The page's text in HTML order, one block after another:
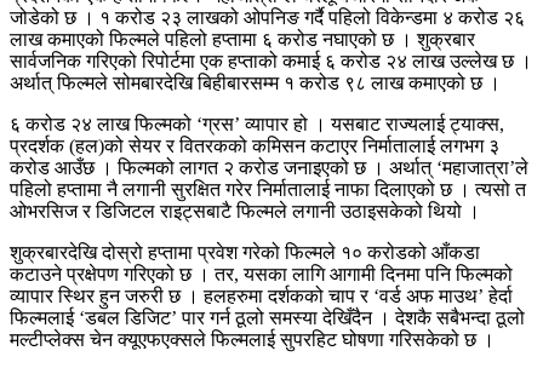
जोडेको छ । १ करोड २३ लाखको ओपनिङ गर्दै पहिलो विकेन्डमा ४ करोड २६
लाख कमाएको फिल्मले पहिलो हप्तामा ६ करोड नघाएको छ । शुक्रबार
सार्वजनिक गरिएको रिपोर्टमा एक हप्ताको कमाई ६ करोड २४ लाख उल्लेख छ ।
अर्थात् फिल्मले सोमबारदेखि बिहीबारसम्म १ करोड ९८ लाख कमाएको छ ।
६ करोड २४ लाख फिल्मको ‘ग्रस’ व्यापार हो । यसबाट राज्यलाई ट्याक्स,
प्रदर्शक (हल)को सेयर र वितरकको कमिसन कटाएर निर्मातालाई लगभग ३
करोड आउँछ । फिल्मको लागत २ करोड जनाइएको छ । अर्थात् ‘महाजात्रा’ले
पहिलो हप्तामा नै लगानी सुरक्षित गरेर निर्मातालाई नाफा दिलाएको छ । त्यसो त
ओभरसिज र डिजिटल राइट्सबाटै फिल्मले लगानी उठाइसकेको थियो ।
शुक्रबारदेखि दोस्रो हप्तामा प्रवेश गरेको फिल्मले १० करोडको आँकडा
कटाउने प्रक्षेपण गरिएको छ । तर, यसका लागि आगामी दिनमा पनि फिल्मको
व्यापार स्थिर हुन जरुरी छ । हलहरुमा दर्शकको चाप र ‘वर्ड अफ माउथ’ हेर्दा
फिल्मलाई ‘डबल डिजिट’ पार गर्न ठूलो समस्या देखिँदैन । देशकै सबैभन्दा ठूलो
मल्टीप्लेक्स चेन क्यूएफएक्सले फिल्मलाई सुपरहिट घोषणा गरिसकेको छ ।